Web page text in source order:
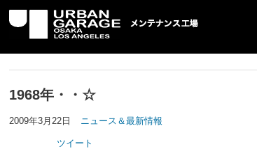
UG メンテナンス工場
1968年・・☆
2009年3月22日 ニュース＆最新情報
ツイート